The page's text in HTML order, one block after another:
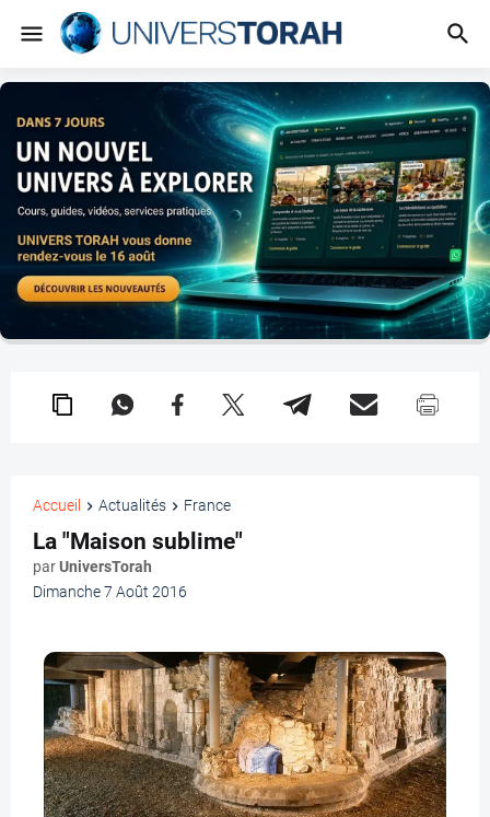
Accueil Actualités France
La "Maison sublime"
parUniversTorah
Dimanche 7 Août 2016